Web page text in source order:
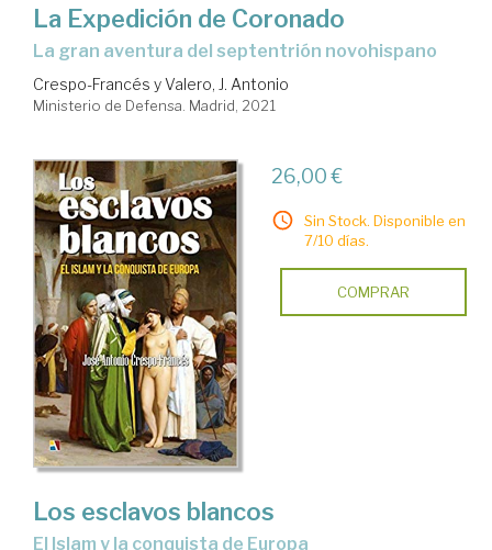
La Expedición de Coronado
la gran aventura del septentrión novohispano
Crespo-Francés y Valero, J. Antonio
Ministerio de Defensa. Madrid, 2021
26,00 €
Sin Stock. Disponible en
7/10 días.
COMPRAR
Los esclavos blancos
El Islam y la conquista de Europa